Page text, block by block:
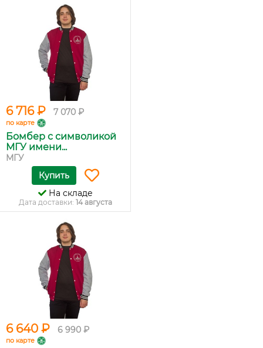
6 716 ₽ 7 070 ₽
по карте
Бомбер с символикой
МГУ имени...
МГУ
Купить
На складе
Дата доставки: 14 августа
6 640 ₽ 6 990 ₽
по карте